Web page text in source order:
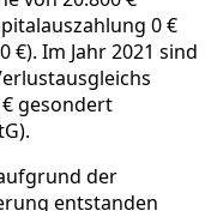
0 €
€). Im Jahr 2021 sind
gesondert
der
entstanden